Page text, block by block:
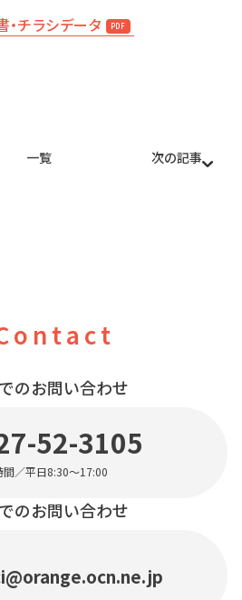
・チラシデータ
一覧 次の記事
のお問い合わせ
52-3105
間／平日8:30〜17:00
のお問い合わせ